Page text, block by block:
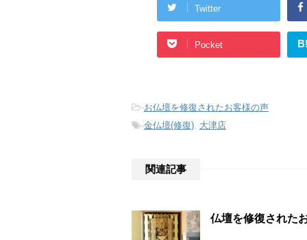
Twitter
Pocket
-お仏壇を修復されたお客様の声
-金仏壇(修復), 大津店
関連記事
仏壇を修復された